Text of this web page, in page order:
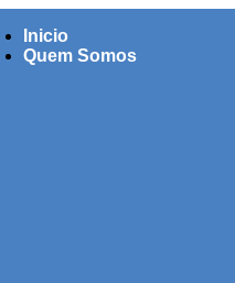
Inicio
Quem Somos